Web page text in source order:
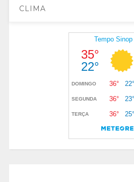
CLIMA